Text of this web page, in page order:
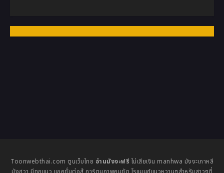
Toonwebthai.com ตูนเว็บไทย อ่านมังงะฟรี ไม่เสียเงิน manhwa มังงะเกาหลี